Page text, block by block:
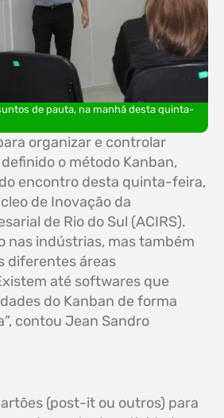
de pauta, na manhã desta quinta-
organizar e controlar
o método Kanban,
encontro desta quinta-feira,
de Inovação da
de Rio do Sul (ACIRS).
nas indústrias, mas também
diferentes áreas
até softwares que
do Kanban de forma
contou Jean Sandro
(post-it ou outros) para